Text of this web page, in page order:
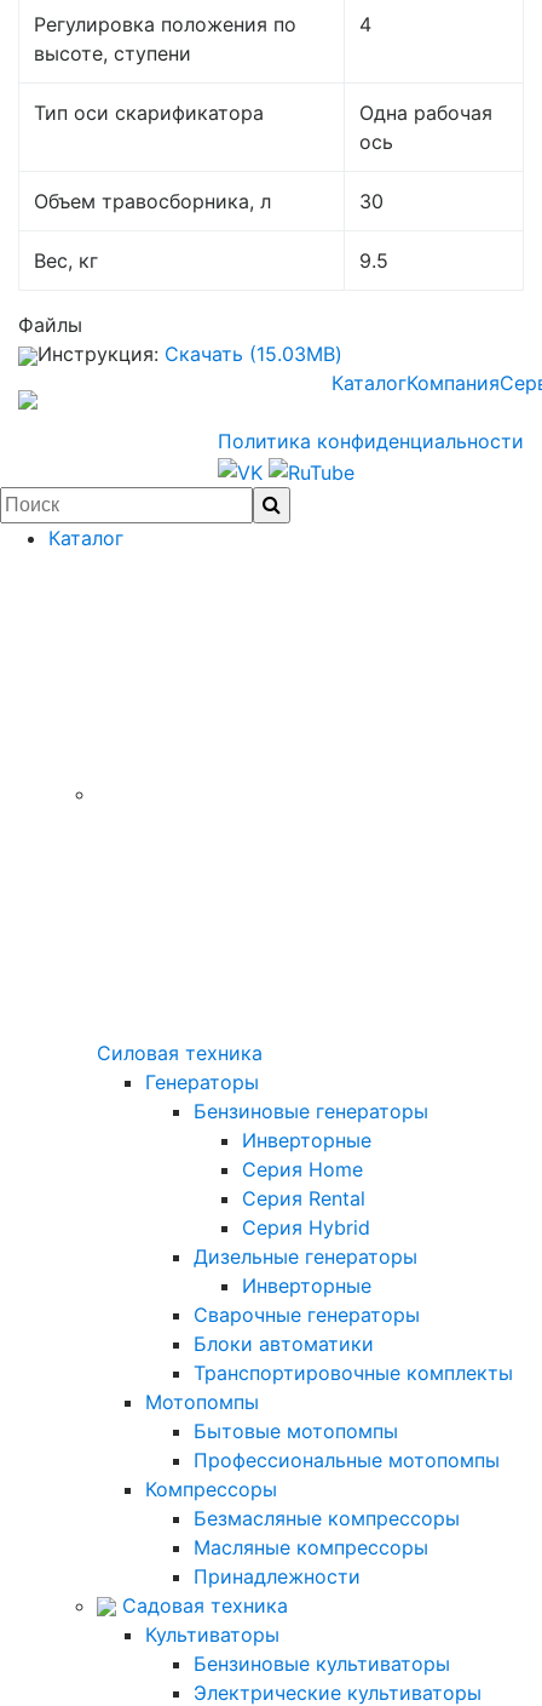
Регулировка положения по
высоте, ступени
4
Тип оси скарификатора
Одна рабочая
ось
Объем травосборника, л 30
Вес, кг 9.5
Файлы
Инструкция: Скачать (15.03MB)
КаталогКомпания
Политика конфиденциальности
Каталог
Силовая техника
Генераторы
Бензиновые генераторы
Инверторные
Серия Home
Серия Rental
Серия Hybrid
Дизельные генераторы
Инверторные
Сварочные генераторы
Блоки автоматики
Транспортировочные комплекты
Мотопомпы
Бытовые мотопомпы
Профессиональные мотопомпы
Компрессоры
Безмасляные компрессоры
Масляные компрессоры
Принадлежности
Садовая техника
Культиваторы
Бензиновые культиваторы
Электрические культиваторы